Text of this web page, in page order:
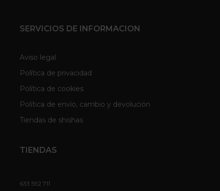
SERVICIOS DE INFORMACION
Aviso legal
Política de privacidad
Política de cookies
Política de envío, cambio y devolución
Tiendas de shishas
TIENDAS
633 592 711